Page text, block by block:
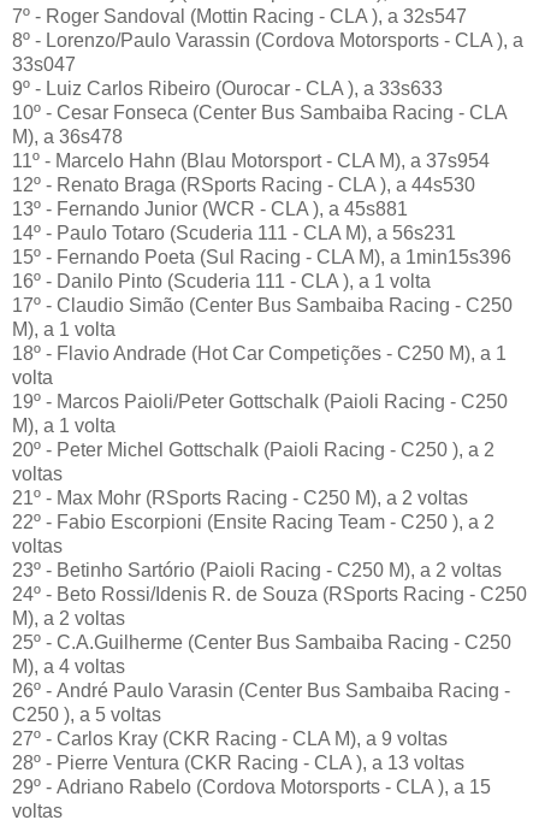
7º - Roger Sandoval (Mottin Racing - CLA ), a 32s547
8º - Lorenzo/Paulo Varassin (Cordova Motorsports - CLA ), a
33s047
9º - Luiz Carlos Ribeiro (Ourocar - CLA ), a 33s633
10º - Cesar Fonseca (Center Bus Sambaiba Racing - CLA
M), a 36s478
11º - Marcelo Hahn (Blau Motorsport - CLA M), a 37s954
12º - Renato Braga (RSports Racing - CLA ), a 44s530
13º - Fernando Junior (WCR - CLA ), a 45s881
14º - Paulo Totaro (Scuderia 111 - CLA M), a 56s231
15º - Fernando Poeta (Sul Racing - CLA M), a 1min15s396
16º - Danilo Pinto (Scuderia 111 - CLA ), a 1 volta
17º - Claudio Simão (Center Bus Sambaiba Racing - C250
M), a 1 volta
18º - Flavio Andrade (Hot Car Competições - C250 M), a 1
volta
19º - Marcos Paioli/Peter Gottschalk (Paioli Racing - C250
M), a 1 volta
20º - Peter Michel Gottschalk (Paioli Racing - C250 ), a 2
voltas
21º - Max Mohr (RSports Racing - C250 M), a 2 voltas
22º - Fabio Escorpioni (Ensite Racing Team - C250 ), a 2
voltas
23º - Betinho Sartório (Paioli Racing - C250 M), a 2 voltas
24º - Beto Rossi/Idenis R. de Souza (RSports Racing - C250
M), a 2 voltas
25º - C.A.Guilherme (Center Bus Sambaiba Racing - C250
M), a 4 voltas
26º - André Paulo Varasin (Center Bus Sambaiba Racing -
C250 ), a 5 voltas
27º - Carlos Kray (CKR Racing - CLA M), a 9 voltas
28º - Pierre Ventura (CKR Racing - CLA ), a 13 voltas
29º - Adriano Rabelo (Cordova Motorsports - CLA ), a 15
voltas